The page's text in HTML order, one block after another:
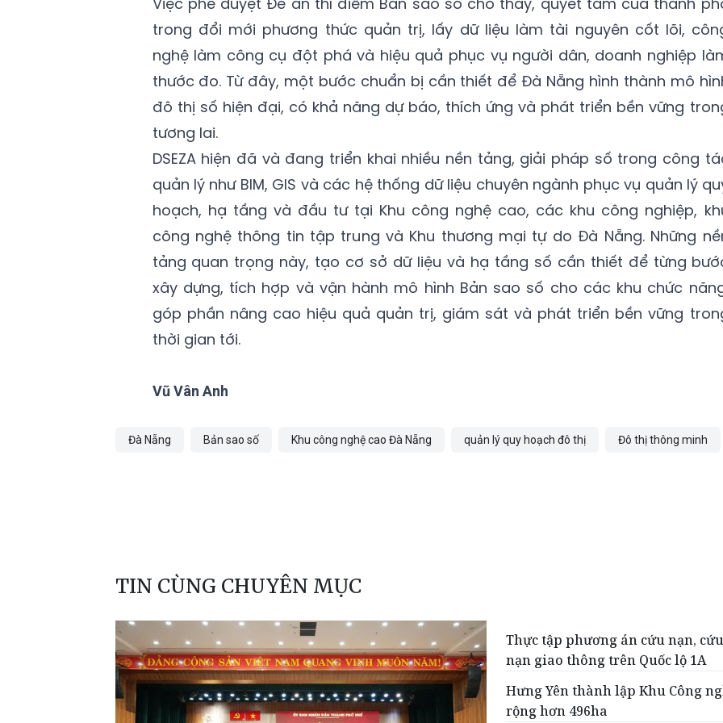
trong đổi mới phương thức quản trị, lấy dữ liệu làm tài nguyên cốt lõi,
nghệ làm công cụ đột phá và hiệu quả phục vụ người dân, doanh nghiệp
thước đo. Từ đây, một bước chuẩn bị cần thiết để Đà Nẵng hình thành mô
đô thị số hiện đại, có khả năng dự báo, thích ứng và phát triển bền vững
tương lai.
DSEZA hiện đã và đang triển khai nhiều nền tảng, giải pháp số trong công
quản lý như BIM, GIS và các hệ thống dữ liệu chuyên ngành phục vụ quản lý
hoạch, hạ tầng và đầu tư tại Khu công nghệ cao, các khu công nghiệp,
công nghệ thông tin tập trung và Khu thương mại tự do Đà Nẵng. Những
tảng quan trọng này, tạo cơ sở dữ liệu và hạ tầng số cần thiết để từng
xây dựng, tích hợp và vận hành mô hình Bản sao số cho các khu chức
góp phần nâng cao hiệu quả quản trị, giám sát và phát triển bền vững
thời gian tới.
Vũ Vân Anh
Đà Nẵng Bản sao số Khu công nghệ cao Đà Nẵng quản lý quy hoạch đô thị Đô thị thông minh
TIN CÙNG CHUYÊN MỤC
Thực tập phương án cứu nạn,
nạn giao thông trên Quốc lộ 1A
Hưng Yên thành lập Khu Công
rộng hơn 496ha